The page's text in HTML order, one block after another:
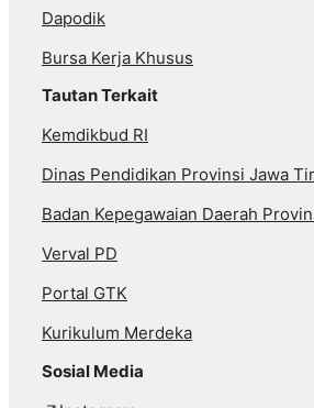
Dapodik
Bursa Kerja Khusus
Tautan Terkait
Kemdikbud RI
Dinas Pendidikan Provinsi Jawa
Badan Kepegawaian Daerah
Verval PD
Portal GTK
Kurikulum Merdeka
Sosial Media